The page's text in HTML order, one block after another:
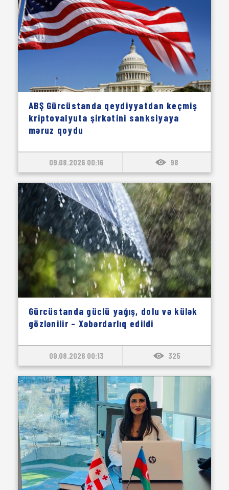
ABŞ Gürcüstanda qeydiyyatdan keçmiş
kriptovalyuta şirkətini sanksiyaya
məruz qoydu
09.08.2026 00:16 98
Gürcüstanda güclü yağış, dolu və külək
gözlənilir – Xəbərdarlıq edildi
09.08.2026 00:13 325